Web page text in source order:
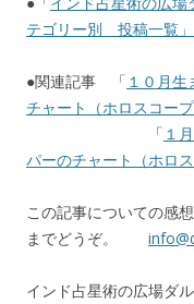
テゴリー別 投稿一覧」
●関連記事 「 １０月
チャート（ホロスコ
「 １
パーのチャート（ホ
この記事についての感
までどうぞ。
インド占星術の広場ダ